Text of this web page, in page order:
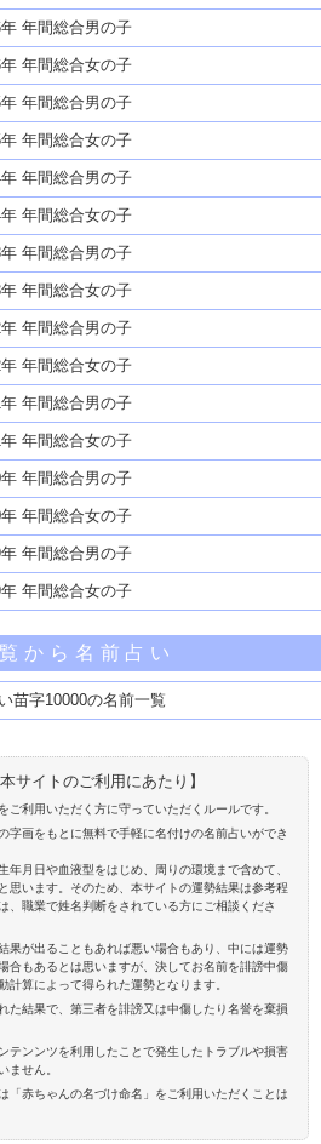
年間総合男の子
年間総合女の子
年間総合男の子
年間総合女の子
年間総合男の子
年間総合女の子
年間総合男の子
年間総合女の子
年間総合男の子
年間総合女の子
年間総合男の子
年間総合女の子
年間総合男の子
年間総合女の子
年間総合男の子
年間総合女の子
から名前占い
苗字10000の名前一覧
サイトのご利用にあたり】
ご利用いただく方に守っていただくルールです。
字画をもとに無料で手軽に名付けの名前占いができ
年月日や血液型をはじめ、周りの環境まで含めて、
思います。そのため、本サイトの運勢結果は参考程
、職業で姓名判断をされている方にご相談くださ
果が出ることもあれば悪い場合もあり、中には運勢
合もあるとは思いますが、決してお名前を誹謗中傷
算によって得られた運勢となります。
た結果で、第三者を誹謗又は中傷したり名誉を棄損
テンンツを利用したことで発生したトラブルや損害
ません。
「赤ちゃんの名づけ命名」をご利用いただくことは